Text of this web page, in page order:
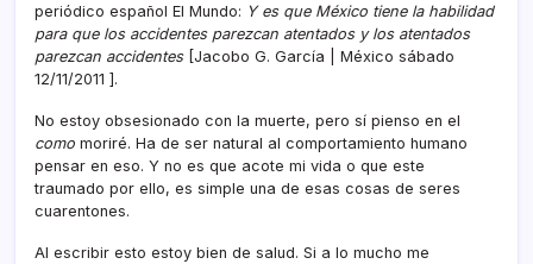
periódico español El Mundo: Y es que México tiene la habilidad
para que los accidentes parezcan atentados y los atentados
parezcan accidentes[Jacobo G. Garcí­a | México sábado
12/11/2011 ].
No estoy obsesionado con la muerte, pero sí­ pienso en el
como moriré. Ha de ser natural al comportamiento humano
pensar en eso. Y no es que acote mi vida o que este
traumado por ello, es simple una de esas cosas de seres
cuarentones.
Al escribir esto estoy bien de salud. Si a lo mucho me